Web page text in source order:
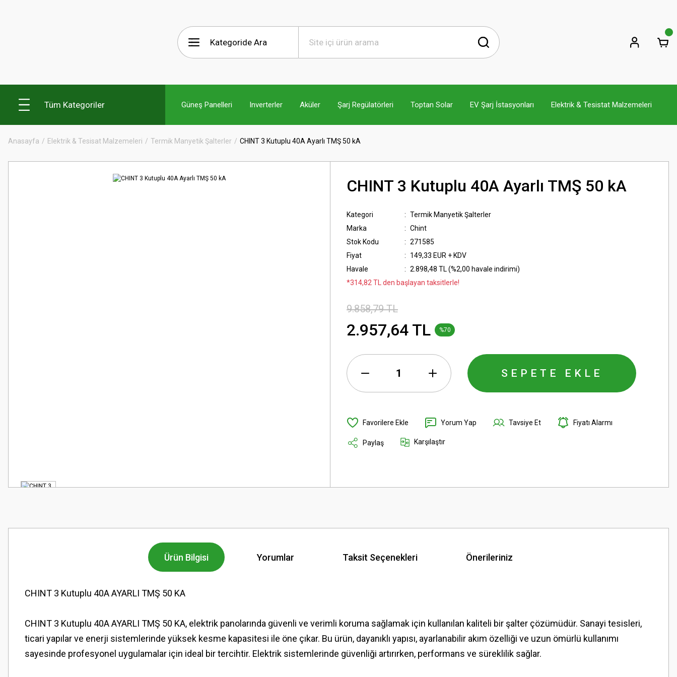
Tüm Kategoriler Güneş Panelleri Inverterler Aküler Şarj Regülatörleri Toptan Solar EV Şarj İstasyonları Elektrik & Tesistat Malzemeleri
Anasayfa Elektrik & Tesisat Malzemeleri Termik Manyetik Şalterler CHINT 3 Kutuplu 40A Ayarlı TMŞ 50 kA
CHINT 3 Kutuplu 40A Ayarlı TMŞ 50 kA
Kategori
Termik Manyetik Şalterler
Marka
Chint
Stok Kodu
271585
Fiyat
149,33 EUR + KDV
Havale
2.898,48 TL (%2,00 havale indirimi)
*314,82 TL den başlayan taksitlerle!
9.858,79 TL
2.957,64 TL %70
SEPETE EKLE
Yorum Yap Tavsiye Et Fiyatı Alarmı
Paylaş Karşılaştır
Ürün Bilgisi Yorumlar Taksit Seçenekleri Önerileriniz
CHINT 3 Kutuplu 40A AYARLI TMŞ 50 KA
CHINT 3 Kutuplu 40A AYARLI TMŞ 50 KA, elektrik panolarında güvenli ve verimli koruma sağlamak için kullanılan kaliteli bir şalter çözümüdür. Sanayi tesisleri,
ticari yapılar ve enerji sistemlerinde yüksek kesme kapasitesi ile öne çıkar. Bu ürün, dayanıklı yapısı, ayarlanabilir akım özelliği ve uzun ömürlü kullanımı
sayesinde profesyonel uygulamalar için ideal bir tercihtir. Elektrik sistemlerinde güvenliği artırırken, performans ve süreklilik sağlar.